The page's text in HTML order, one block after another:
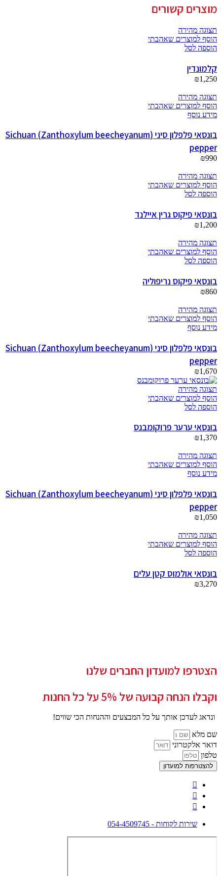
מוצרים קשורים
תצוגה מהירה
הוסף למוצרים שאהבתי
הוספה לסל
קלמונדין
₪1,250
תצוגה מהירה
הוסף למוצרים שאהבתי
מידע נוסף
בונסאי פלפלון סיני (Zanthoxylum beecheyanum) Sichuan
pepper
₪990
תצוגה מהירה
הוסף למוצרים שאהבתי
הוספה לסל
בונסאי פיקוס גרין איילנד
₪1,200
תצוגה מהירה
הוסף למוצרים שאהבתי
הוספה לסל
בונסאי פיקוס נריפוליה
₪860
תצוגה מהירה
הוסף למוצרים שאהבתי
מידע נוסף
בונסאי פלפלון סיני (Zanthoxylum beecheyanum) Sichuan
pepper
₪1,670
תצוגה מהירה
הוסף למוצרים שאהבתי
הוספה לסל
בונסאי ערער פרוקומבנס
₪1,370
תצוגה מהירה
הוסף למוצרים שאהבתי
מידע נוסף
בונסאי פלפלון סיני (Zanthoxylum beecheyanum) Sichuan
pepper
₪1,050
תצוגה מהירה
הוסף למוצרים שאהבתי
הוספה לסל
בונסאי אולמוס קטן עלים
₪3,270
הצטרפו למועדון החברים שלנו
וקבלו הנחה קבועה של 5% על כל החנות
ונדאג לעדכן אותך על כל המבצעים וההנחות הכי שווים!
שם מלא
דואר אלקטרוני
טלפון
להצטרפות למועדון
שירות לקוחות - 054-4509745